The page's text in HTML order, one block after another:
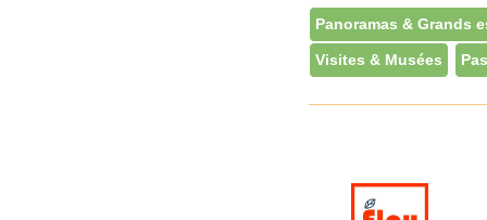
Panoramas & Grands
Visites & Musées